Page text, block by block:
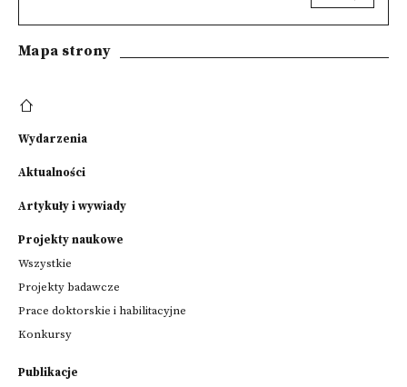
Mapa strony
Wydarzenia
Aktualności
Artykuły i wywiady
Projekty naukowe
Wszystkie
Projekty badawcze
Prace doktorskie i habilitacyjne
Konkursy
Publikacje